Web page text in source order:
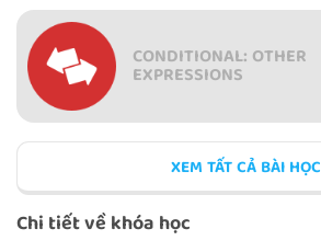
CONDITIONAL: OTHER
EXPRESSIONS
PRONOUNS: SUBJECT
XEM TẤT CẢ BÀI HỌC
Chi tiết về khóa học